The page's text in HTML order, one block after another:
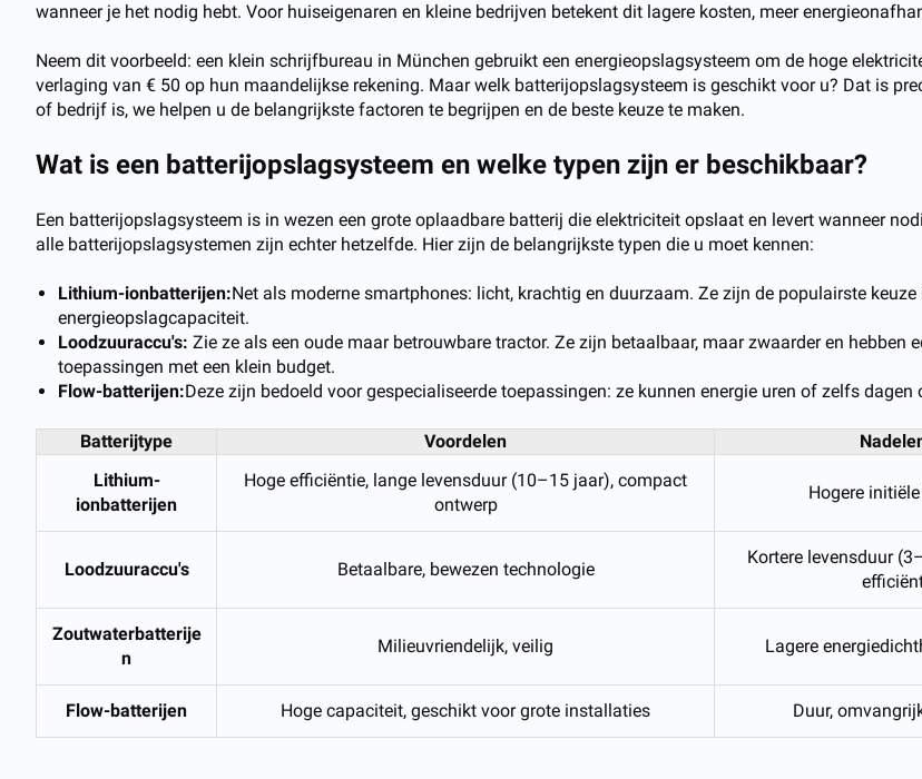
wanneer je het nodig hebt. Voor huiseigenaren en kleine bedrijven betekent dit lagere kosten, meer
Neem dit voorbeeld: een klein schrijfbureau in München gebruikt een energieopslagsysteem om de hoge
verlaging van € 50 op hun maandelijkse rekening. Maar welk batterijopslagsysteem is geschikt voor u? Dat is
of bedrijf is, we helpen u de belangrijkste factoren te begrijpen en de beste keuze te maken.
Wat is een batterijopslagsysteem en welke typen zijn er beschikbaar?
Een batterijopslagsysteem is in wezen een grote oplaadbare batterij die elektriciteit opslaat en levert wanneer
alle batterijopslagsystemen zijn echter hetzelfde. Hier zijn de belangrijkste typen die u moet kennen:
Lithium-ionbatterijen:Net als moderne smartphones: licht, krachtig en duurzaam. Ze zijn de populairste
energieopslagcapaciteit.
Loodzuuraccu's: Zie ze als een oude maar betrouwbare tractor. Ze zijn betaalbaar, maar zwaarder en hebben
toepassingen met een klein budget.
Flow-batterijen:Deze zijn bedoeld voor gespecialiseerde toepassingen: ze kunnen energie uren of zelfs
Batterijtype Voordelen
Lithium-
ionbatterijen
Hoge efficiëntie, lange levensduur (10–15 jaar), compact
ontwerp
Hogere
Loodzuuraccu's Betaalbare, bewezen technologie
Kortere levensduur
Zoutwaterbatterije
n
Milieuvriendelijk, veilig Lagere
Flow-batterijen Hoge capaciteit, geschikt voor grote installaties Duur,